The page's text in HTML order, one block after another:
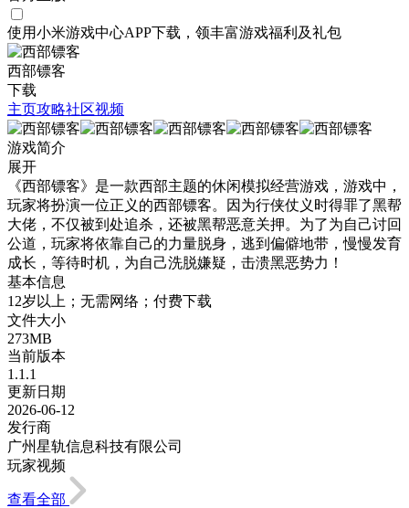
使用小米游戏中心APP下载 ，领丰富游戏福利 及礼包
西部镖客
下载
主页攻略社区视频
游戏简介
展开
《西部镖客》是一款西部主题的休闲模拟经营游戏，游戏中，
玩家将扮演一位正义的西部镖客。因为行侠仗义时得罪了黑帮
大佬，不仅被到处追杀，还被黑帮恶意关押。为了为自己讨回
公道，玩家将依靠自己的力量脱身，逃到偏僻地带，慢慢发育
成长，等待时机，为自己洗脱嫌疑，击溃黑恶势力！
基本信息
12岁以上；无需网络；付费下载
文件大小
273MB
当前版本
1.1.1
更新日期
2026-06-12
发行商
广州星轨信息科技有限公司
玩家视频
查看全部